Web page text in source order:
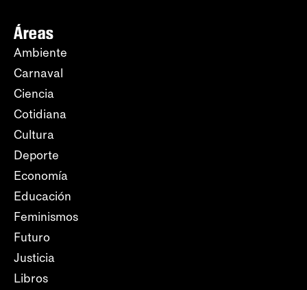
Áreas
Ambiente
Carnaval
Ciencia
Cotidiana
Cultura
Deporte
Economía
Educación
Feminismos
Futuro
Justicia
Libros